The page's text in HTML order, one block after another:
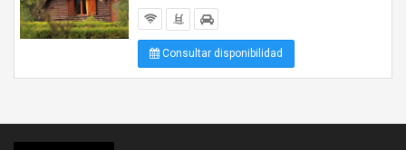
Consultar disponibilidad